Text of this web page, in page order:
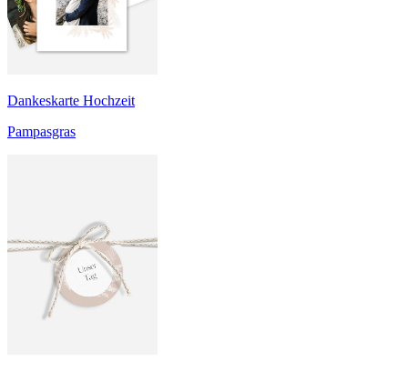
Dankeskarte Hochzeit
Pampasgras